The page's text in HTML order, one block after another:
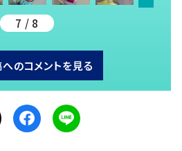
7 / 8
のコメントを見る